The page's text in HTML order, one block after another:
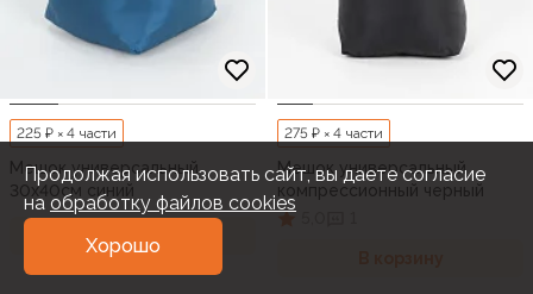
225 ₽ × 4 части
Мешок универсальный
30х40см синий
В корзину
275 ₽ × 4 части
Мешок универсальный
компрессионный черный
Продолжая использовать сайт, вы даете согласие
наобработку файлов cookies
Хорошо